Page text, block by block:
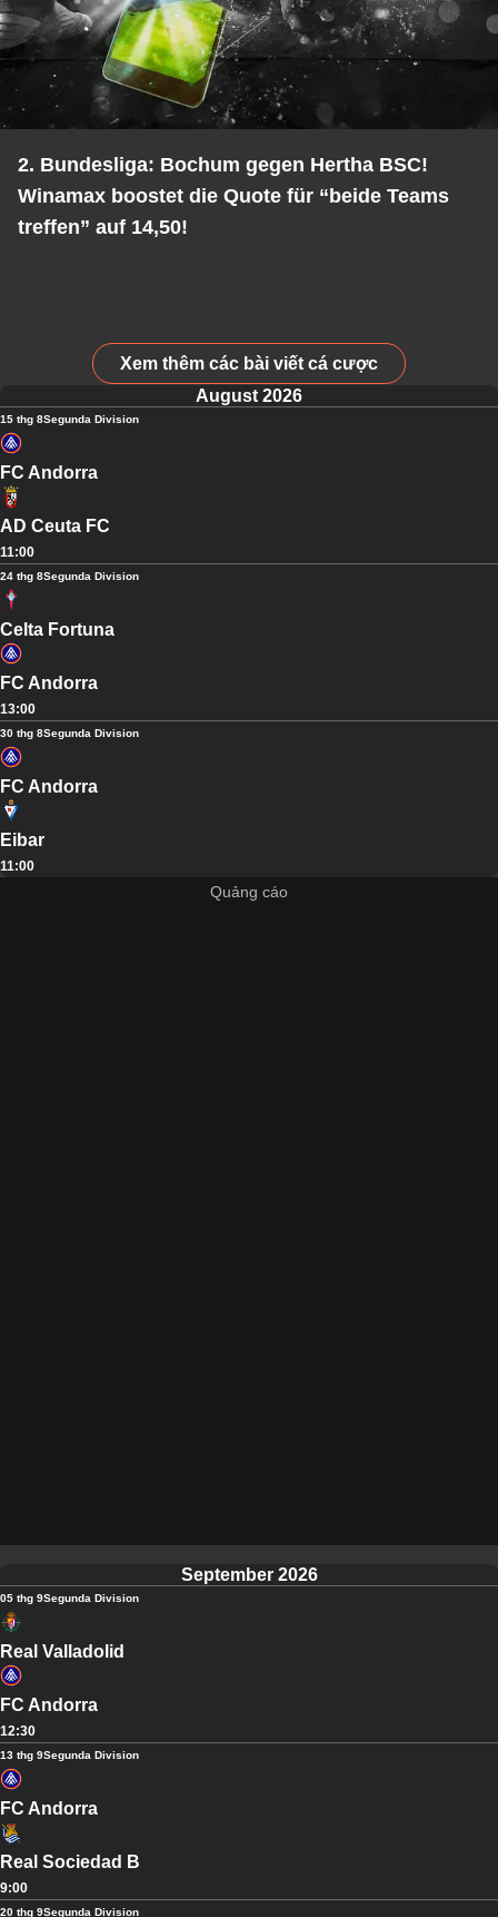
2. Bundesliga: Bochum gegen Hertha BSC!
Winamax boostet die Quote für “beide Teams
treffen” auf 14,50!
Xem thêm các bài viết cá cược
August 2026
15 thg 8Segunda Division
FC Andorra
AD Ceuta FC
11:00
24 thg 8Segunda Division
Celta Fortuna
FC Andorra
13:00
30 thg 8Segunda Division
FC Andorra
Eibar
11:00
September 2026
05 thg 9Segunda Division
Real Valladolid
FC Andorra
12:30
13 thg 9Segunda Division
FC Andorra
Real Sociedad B
9:00
20 thg 9Segunda Division